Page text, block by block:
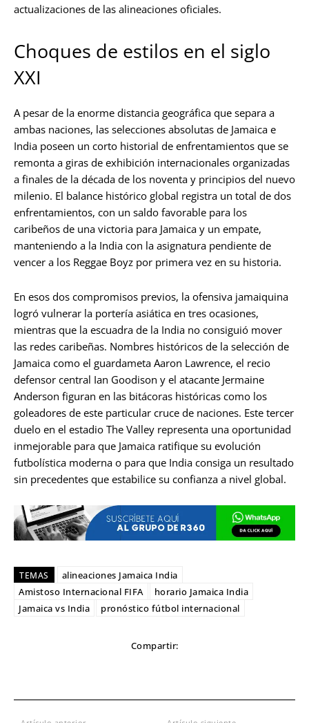
actualizaciones de las alineaciones oficiales.
Choques de estilos en el siglo
XXI
A pesar de la enorme distancia geográfica que separa a
ambas naciones, las selecciones absolutas de Jamaica e
India poseen un corto historial de enfrentamientos que se
remonta a giras de exhibición internacionales organizadas
a finales de la década de los noventa y principios del nuevo
milenio. El balance histórico global registra un total de dos
enfrentamientos, con un saldo favorable para los
caribeños de una victoria para Jamaica y un empate,
manteniendo a la India con la asignatura pendiente de
vencer a los Reggae Boyz por primera vez en su historia.
En esos dos compromisos previos, la ofensiva jamaiquina
logró vulnerar la portería asiática en tres ocasiones,
mientras que la escuadra de la India no consiguió mover
las redes caribeñas. Nombres históricos de la selección de
Jamaica como el guardameta Aaron Lawrence, el recio
defensor central Ian Goodison y el atacante Jermaine
Anderson figuran en las bitácoras históricas como los
goleadores de este particular cruce de naciones. Este tercer
duelo en el estadio The Valley representa una oportunidad
inmejorable para que Jamaica ratifique su evolución
futbolística moderna o para que India consiga un resultado
sin precedentes que estabilice su confianza a nivel global.
TEMAS
alineaciones Jamaica India
Amistoso Internacional FIFA
horario Jamaica India
Jamaica vs India
pronóstico fútbol internacional
Compartir: